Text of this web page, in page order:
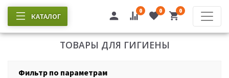
КАТАЛОГ
0 0 0
ТОВАРЫ ДЛЯ ГИГИЕНЫ
Фильтр по параметрам